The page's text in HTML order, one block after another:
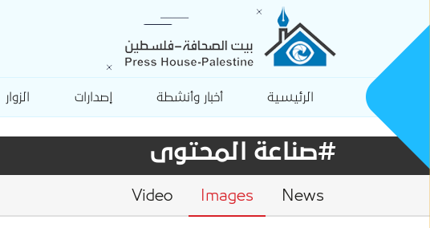
الرئيسية أخبار وأنشطة إصدارات الزوار
#صناعة المحتوى
News
Images
Video